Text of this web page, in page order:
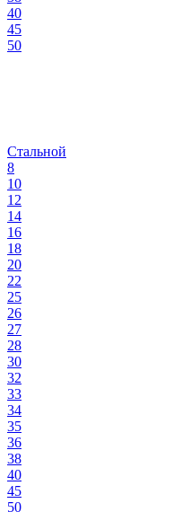
40
45
50
Стальной
8
10
12
14
16
18
20
22
25
26
27
28
30
32
33
34
35
36
38
40
45
50